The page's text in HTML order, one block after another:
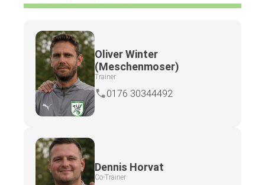
Oliver Winter
(Meschenmoser)
Trainer
0176 30344492
Dennis Horvat
Co-Trainer